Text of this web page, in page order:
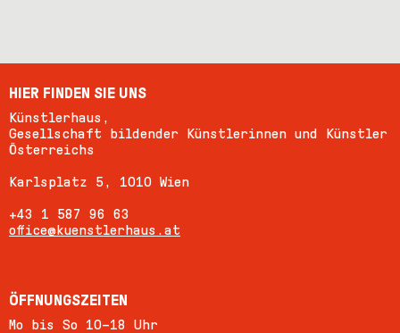
HIER FINDEN SIE UNS
Künstlerhaus,
Gesellschaft bildender Künstlerinnen und Künstler
Österreichs
Karlsplatz 5, 1010 Wien
+43 1 587 96 63
office@kuenstlerhaus.at
ÖFFNUNGSZEITEN
Mo bis So 10–18 Uhr